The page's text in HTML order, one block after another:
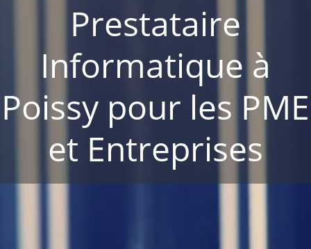
Prestataire
Informatique à
Poissy pour les PME
et Entreprises